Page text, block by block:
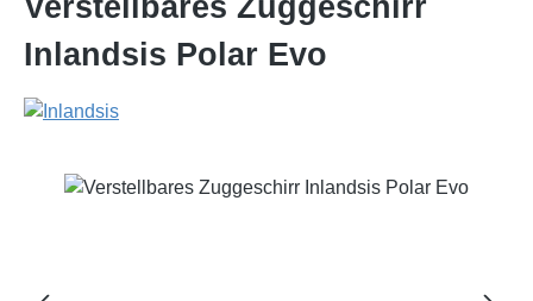
Inlandsis Polar Evo
Bildergalerie überspringen